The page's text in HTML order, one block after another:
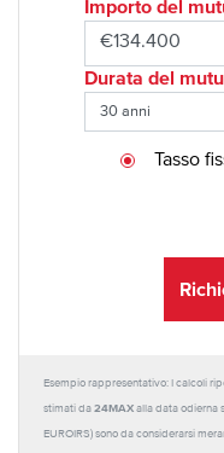
Importo del
Durata del
Tasso
Esempio rappresentativo: I calcoli
stimati da 24MAX alla data odierna
EUROIRS) sono da considerarsi